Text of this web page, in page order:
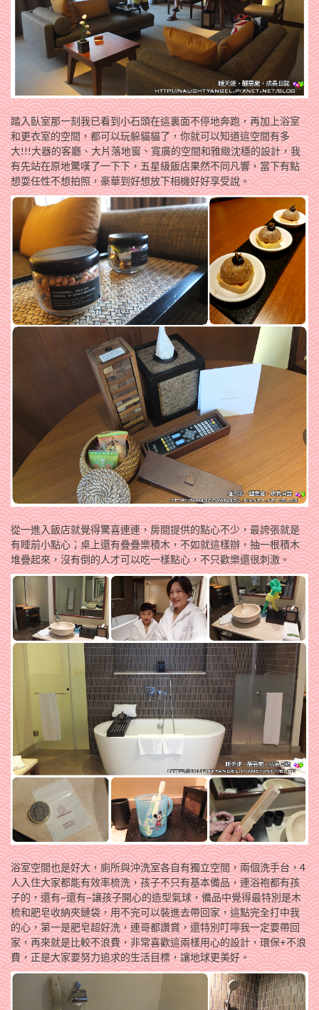
踏入臥室那一刻我已看到小石頭在這裏面不停地奔跑，再加上浴室
和更衣室的空間，都可以玩躲貓貓了，你就可以知道這空間有多
大!!!大器的客廳、大片落地窗、寬廣的空間和雅緻沈穩的設計，我
有先站在原地驚嘆了一下下，五星級飯店果然不同凡響，當下有點
想耍任性不想拍照，豪華到好想放下相機好好享受說。
從一進入飯店就覺得驚喜連連，房間提供的點心不少，最誇張就是
有睡前小點心；桌上還有疊疊樂積木，不如就這樣辦，抽一根積木
堆疊起來，沒有倒的人才可以吃一樣點心，不只歡樂還很刺激。
浴室空間也是好大，廁所與沖洗室各自有獨立空間，兩個洗手台，4
人入住大家都能有效率梳洗，孩子不只有基本備品，連浴袍都有孩
子的，還有~還有~讓孩子開心的造型氣球，備品中覺得最特別是木
梳和肥皂收納夾鏈袋，用不完可以裝進去帶回家，這點完全打中我
的心，第一是肥皂超好洗，連哥都讚賞，還特別叮嚀我一定要帶回
家，再來就是比較不浪費，非常喜歡這兩樣用心的設計，環保+不浪
費，正是大家要努力追求的生活目標，讓地球更美好。